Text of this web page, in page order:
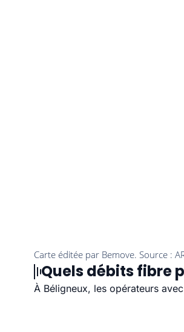
Quels débits fibre
À Béligneux, les opérateurs